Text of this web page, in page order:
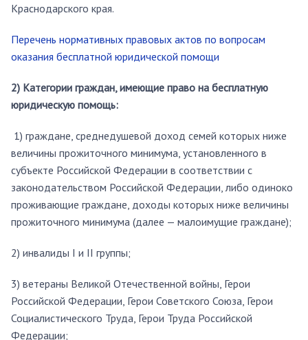
Краснодарского края.
Перечень нормативных правовых актов по вопросам
оказания бесплатной юридической помощи
2) Категории граждан, имеющие право на бесплатную
юридическую помощь:
1) граждане, среднедушевой доход семей которых ниже
величины прожиточного минимума, установленного в
субъекте Российской Федерации в соответствии с
законодательством Российской Федерации, либо одиноко
проживающие граждане, доходы которых ниже величины
прожиточного минимума (далее — малоимущие граждане);
2) инвалиды I и II группы;
3) ветераны Великой Отечественной войны, Герои
Российской Федерации, Герои Советского Союза, Герои
Социалистического Труда, Герои Труда Российской
Федерации;